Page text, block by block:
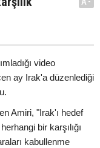
video
ay Irak'a düzenlediği
Amiri, "Irak'ı hedef
bir karşılığı
kabullenme